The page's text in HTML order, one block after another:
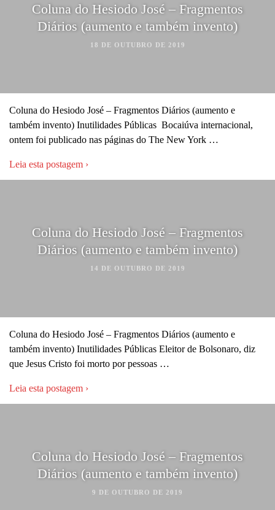
Coluna do Hesiodo José – Fragmentos
Diários (aumento e também invento)
18 DE OUTUBRO DE 2019
Coluna do Hesiodo José – Fragmentos Diários (aumento e
também invento) Inutilidades Públicas Bocaiúva internacional,
ontem foi publicado nas páginas do The New York …
Leia esta postagem ›
Coluna do Hesiodo José – Fragmentos
Diários (aumento e também invento)
14 DE OUTUBRO DE 2019
Coluna do Hesiodo José – Fragmentos Diários (aumento e
também invento) Inutilidades Públicas Eleitor de Bolsonaro, diz
que Jesus Cristo foi morto por pessoas …
Leia esta postagem ›
Coluna do Hesiodo José – Fragmentos
Diários (aumento e também invento)
9 DE OUTUBRO DE 2019